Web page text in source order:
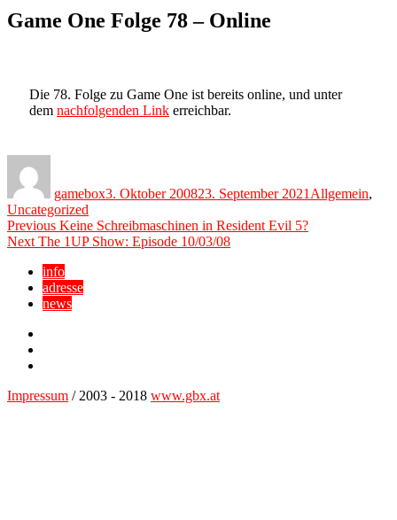
Game One Folge 78 – Online
Die 78. Folge zu Game One ist bereits online, und unter
dem nachfolgenden Link erreichbar.
gamebox3. Oktober 200823. September 2021 Allgemein,
Uncategorized
Beitragsnavigation
Previous Previous
post:
Keine Schreibmaschinen in Resident Evil 5?
Next Next
The 1UP Show: Episode 10/03/08
info
adresse
news
Impressum / 2003 - 2018 www.gbx.at